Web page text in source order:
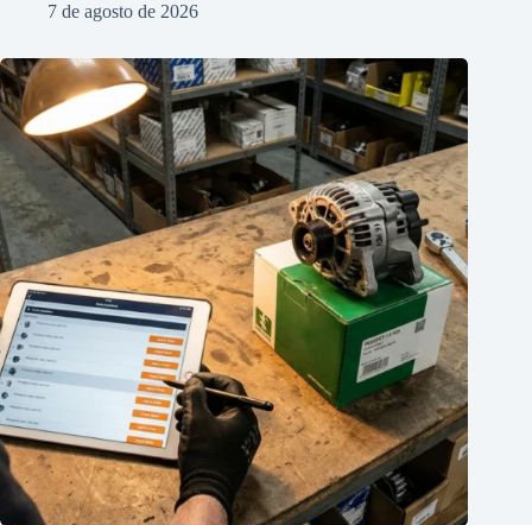
7 de agosto de 2026